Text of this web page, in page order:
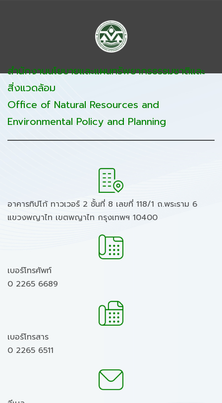
สำนักงานนโยบายและแผนทรัพยากรธรรมชาติและ
สิ่งแวดล้อม
Office of Natural Resources and
Environmental Policy and Planning
อาคารทิปโก้ ทาวเวอร์ 2 ชั้นที่ 8 เลขที่ 118/1 ถ.พระราม 6
แขวงพญาไท เขตพญาไท กรุงเทพฯ 10400
เบอร์โทรศัพท์
0 2265 6689
เบอร์โทรสาร
0 2265 6511